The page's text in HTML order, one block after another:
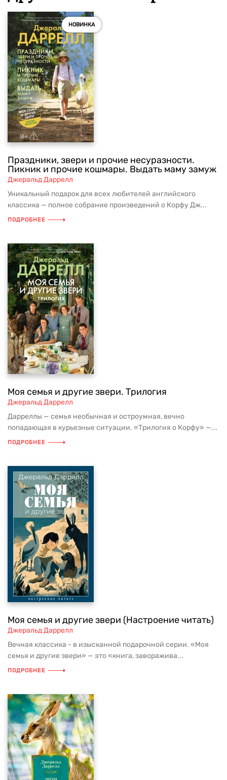
НОВИНКА
Праздники, звери и прочие несуразности.
Пикник и прочие кошмары. Выдать маму замуж
Джеральд Даррелл
Уникальный подарок для всех любителей английского
классика — полное собрание произведений о Корфу Дж...
ПОДРОБНЕЕ
Моя семья и другие звери. Трилогия
Джеральд Даррелл
Дарреллы — семья необычная и остроумная, вечно
попадающая в курьезные ситуации. «Трилогия о Корфу» —...
ПОДРОБНЕЕ
Моя семья и другие звери (Настроение читать)
Джеральд Даррелл
Вечная классика - в изысканной подарочной серии. «Моя
семья и другие звери» — это «книга, заворажива...
ПОДРОБНЕЕ